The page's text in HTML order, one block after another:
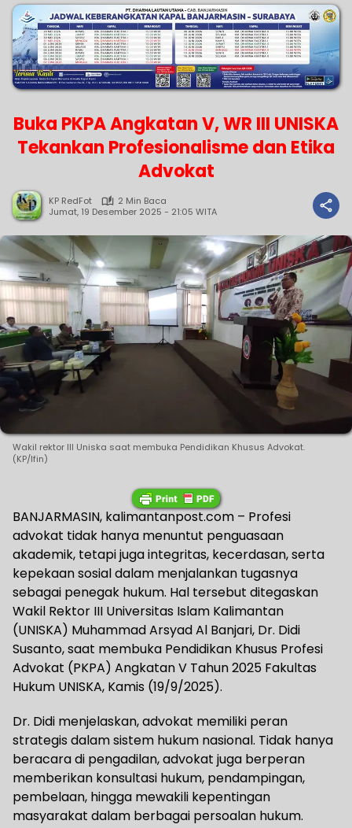
Buka PKPA Angkatan V, WR III UNISKA
Tekankan Profesionalisme dan Etika
Advokat
KP RedFot
2 Min Baca
Jumat, 19 Desember 2025 - 21:05 WITA
Wakil rektor III Uniska saat membuka Pendidikan Khusus Advokat.
(KP/Ifin)
BANJARMASIN, kalimantanpost.com – Profesi
advokat tidak hanya menuntut penguasaan
akademik, tetapi juga integritas, kecerdasan, serta
kepekaan sosial dalam menjalankan tugasnya
sebagai penegak hukum. Hal tersebut ditegaskan
Wakil Rektor III Universitas Islam Kalimantan
(UNISKA) Muhammad Arsyad Al Banjari, Dr. Didi
Susanto, saat membuka Pendidikan Khusus Profesi
Advokat (PKPA) Angkatan V Tahun 2025 Fakultas
Hukum UNISKA, Kamis (19/9/2025).
Dr. Didi menjelaskan, advokat memiliki peran
strategis dalam sistem hukum nasional. Tidak hanya
beracara di pengadilan, advokat juga berperan
memberikan konsultasi hukum, pendampingan,
pembelaan, hingga mewakili kepentingan
masyarakat dalam berbagai persoalan hukum.